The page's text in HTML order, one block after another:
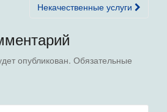
Некачественные услуги
опубликован. Обязательные